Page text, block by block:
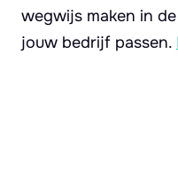
wegwijs maken in
jouw bedrijf passen.